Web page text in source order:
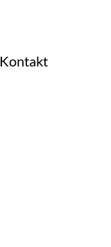
Kontakt